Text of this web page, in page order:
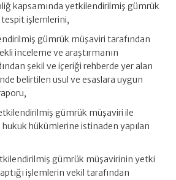
kapsamında yetkilendirilmiş gümrük
işlemlerini,
gümrük müşaviri tarafından
inceleme ve araştırmanın
şekil ve içeriği rehberde yer alan
belirtilen usul ve esaslara uygun
gümrük müşaviri ile
hükümlerine istinaden yapılan
gümrük müşavirinin yetki
işlemlerin vekil tarafından